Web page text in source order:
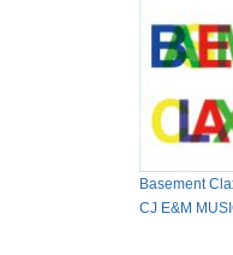
Basement
CJ E&M